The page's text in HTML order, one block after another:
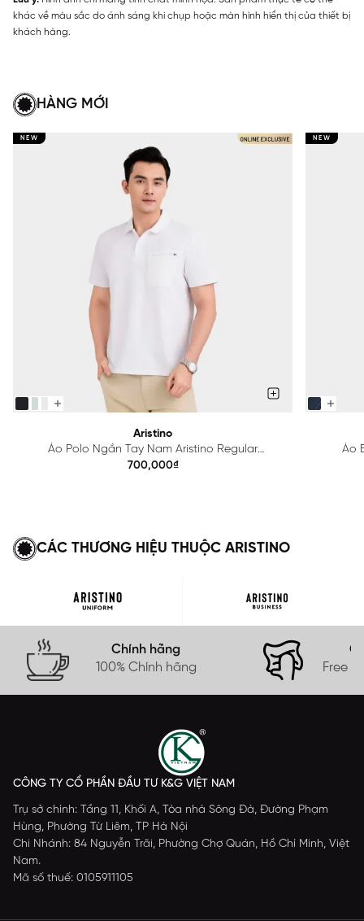
khác về màu sắc do ánh sáng khi chụp hoặc màn hình hiển thị của thiết bị
khách hàng.
HÀNG MỚI
NEW
Aristino
Áo Polo Ngắn Tay Nam Aristino Regular
APS615EDP01
700,000₫
NEW
Áo
CÁC THƯƠNG HIỆU THUỘC ARISTINO
Chính hãng
100% Chính hãng
Free
CÔNG TY CỔ PHẦN ĐẦU TƯ K&G VIỆT NAM
Trụ sở chính: Tầng 11, Khối A, Tòa nhà Sông Đà, Đường Phạm
Hùng, Phường Từ Liêm, TP Hà Nội
Chi Nhánh: 84 Nguyễn Trãi, Phường Chợ Quán, Hồ Chí Minh, Việt
Nam.
Mã số thuế: 0105911105